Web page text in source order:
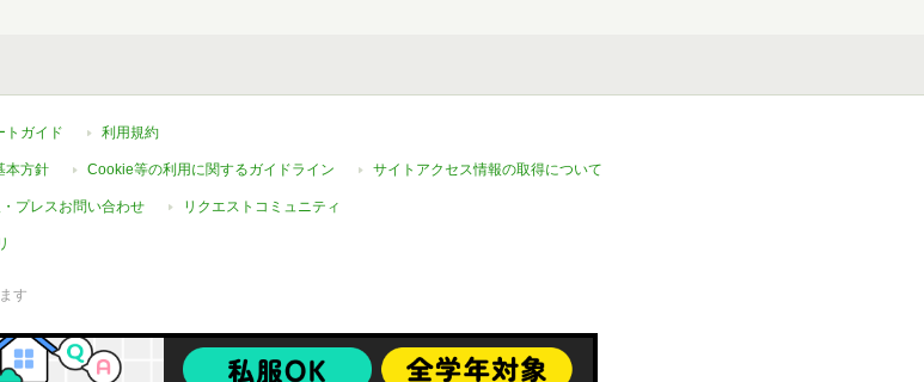
トガイド 利用規約
本方針 Cookie等の利用に関するガイドライン サイトアクセス情報の取得について
プレスお問い合わせ リクエストコミュニティ
す